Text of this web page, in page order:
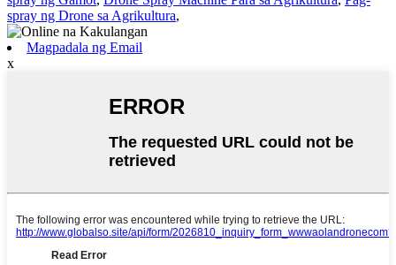
spray ng Drone sa Agrikultura,
Magpadala ng Email
x